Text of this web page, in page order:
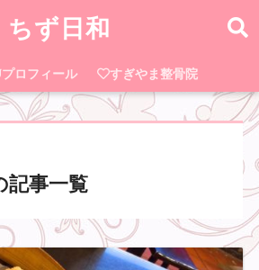
ちず日和
プロフィール すぎやま整骨院
記事一覧